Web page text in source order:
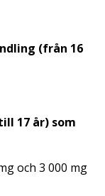
(från 16
17 år) som
och 3 000 mg